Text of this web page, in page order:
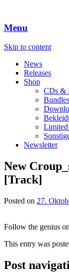
Menu
Skip to content
News
Releases
Shop
CDs &
Bundles
Newsletter
New
[Track]
Posted on 27.
Follow the genius on
This entry was
Post